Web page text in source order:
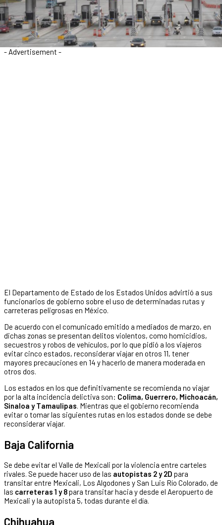
- Advertisement -
El Departamento de Estado de los Estados Unidos advirtió a sus
funcionarios de gobierno sobre el uso de determinadas rutas y
carreteras peligrosas en México.
De acuerdo con el comunicado emitido a mediados de marzo, en
dichas zonas se presentan delitos violentos, como homicidios,
secuestros y robos de vehículos, por lo que pidió a los viajeros
evitar cinco estados, reconsiderar viajar en otros 11, tener
mayores precauciones en 14 y hacerlo de manera moderada en
otros dos.
Los estados en los que definitivamente se recomienda no viajar
por la alta incidencia delictiva son: Colima, Guerrero, Michoacán,
Sinaloa y Tamaulipas. Mientras que el gobierno recomienda
evitar o tomar las siguientes rutas en los estados donde se debe
reconsiderar viajar.
Baja California
Se debe evitar el Valle de Mexicali por la violencia entre carteles
rivales. Se puede hacer uso de las autopistas 2 y 2D para
transitar entre Mexicali, Los Algodones y San Luis Río Colorado, de
las carreteras 1 y 8para transitar hacia y desde el Aeropuerto de
Mexicali y la autopista 5, todas durante el día.
Chihuahua